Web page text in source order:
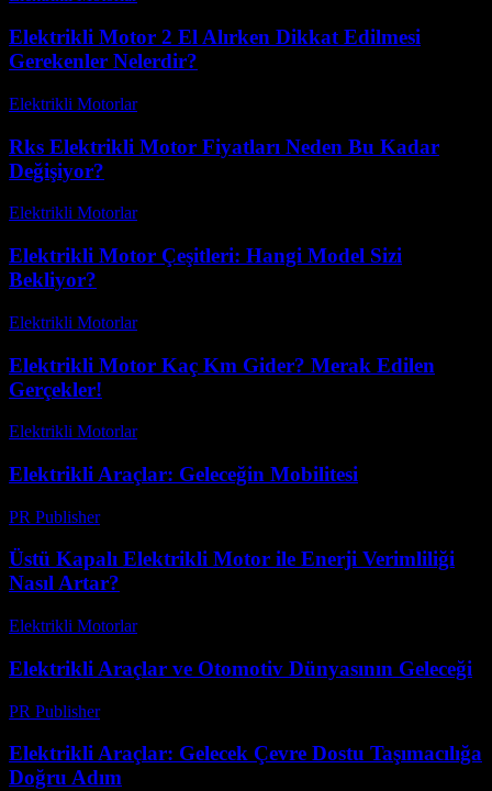
Elektrikli Motor 2 El Alırken Dikkat Edilmesi
Gerekenler Nelerdir?
Elektrikli Motorlar-
Rks Elektrikli Motor Fiyatları Neden Bu Kadar
Değişiyor?
Elektrikli Motorlar-
Elektrikli Motor Çeşitleri: Hangi Model Sizi
Bekliyor?
Elektrikli Motorlar-
Elektrikli Motor Kaç Km Gider? Merak Edilen
Gerçekler!
Elektrikli Motorlar-
Elektrikli Araçlar: Geleceğin Mobilitesi
PR Publisher-
Üstü Kapalı Elektrikli Motor ile Enerji Verimliliği
Nasıl Artar?
Elektrikli Motorlar-
Elektrikli Araçlar ve Otomotiv Dünyasının Geleceği
PR Publisher-
Elektrikli Araçlar: Gelecek Çevre Dostu Taşımacılığa
Doğru Adım